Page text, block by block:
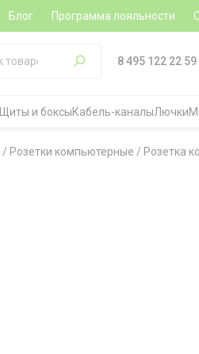
Блог Программа лояльности
8 495 122 22 59
Щиты и боксыКабель-каналыЛючки
/ Розетки компьютерные / Розетка